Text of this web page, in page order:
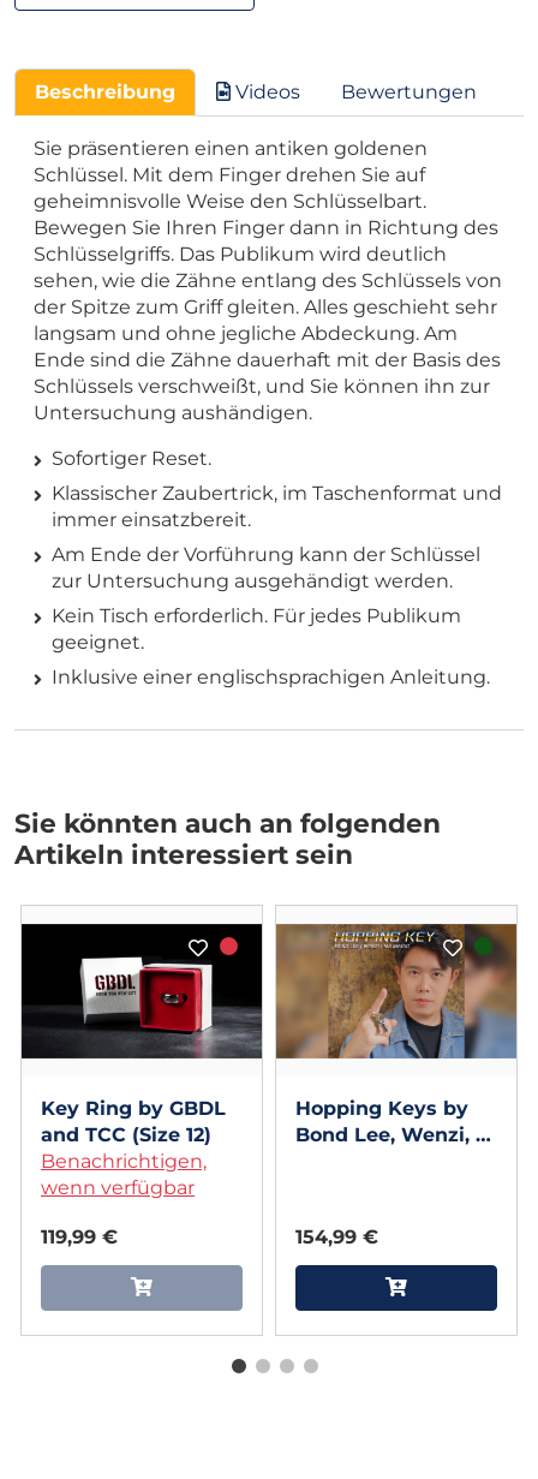
Beschreibung Videos Bewertungen
Sie präsentieren einen antiken goldenen
Schlüssel. Mit dem Finger drehen Sie auf
geheimnisvolle Weise den Schlüsselbart.
Bewegen Sie Ihren Finger dann in Richtung des
Schlüsselgriffs. Das Publikum wird deutlich
sehen, wie die Zähne entlang des Schlüssels von
der Spitze zum Griff gleiten. Alles geschieht sehr
langsam und ohne jegliche Abdeckung. Am
Ende sind die Zähne dauerhaft mit der Basis des
Schlüssels verschweißt, und Sie können ihn zur
Untersuchung aushändigen.
Sofortiger Reset.
Klassischer Zaubertrick, im Taschenformat und
immer einsatzbereit.
Am Ende der Vorführung kann der Schlüssel
zur Untersuchung ausgehändigt werden.
Kein Tisch erforderlich. Für jedes Publikum
geeignet.
Inklusive einer englischsprachigen Anleitung.
Sie könnten auch an folgenden
Artikeln interessiert sein
Key Ring by GBDL
and TCC (Size 12)
Benachrichtigen,
wenn verfügbar
119,99 €
Hopping Keys by
Bond Lee, Wenzi, &
154,99 €